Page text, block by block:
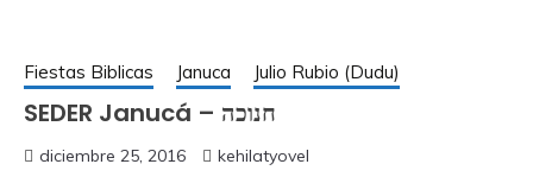
Fiestas Biblicas Januca Julio Rubio (Dudu)
SEDER Janucá – חנוכה
diciembre 25, 2016 kehilatyovel